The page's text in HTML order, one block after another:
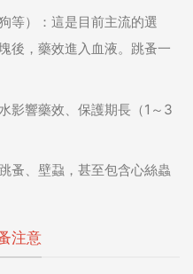
等）：這是目前主流的選
後，藥效進入血液。跳蚤一
影響藥效、保護期長（1～3
蚤、壁蝨，甚至包含心絲蟲
注意